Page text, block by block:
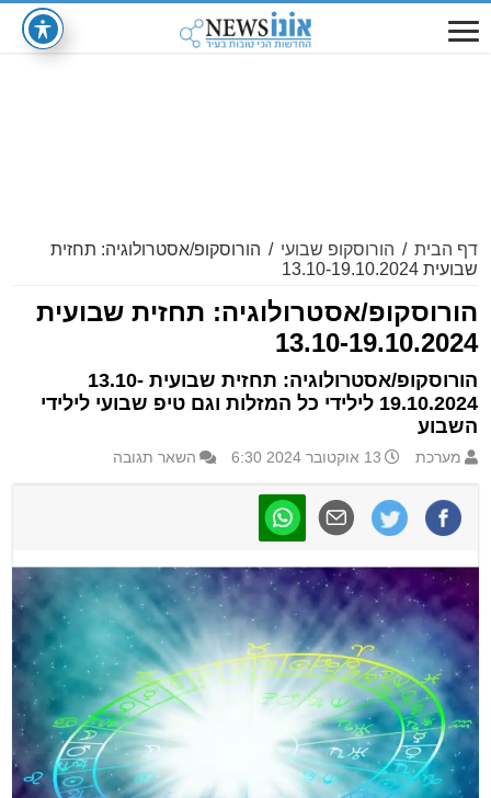
דף הבית / הורוסקופ שבועי / הורוסקופ/אסטרולוגיה: תחזית
שבועית 13.10-19.10.2024
הורוסקופ/אסטרולוגיה: תחזית שבועית
13.10-19.10.2024
הורוסקופ/אסטרולוגיה: תחזית שבועית 13.10-
19.10.2024 לילידי כל המזלות וגם טיפ שבועי לילידי
השבוע
מערכת 13 אוקטובר 2024 6:30 השאר תגובה